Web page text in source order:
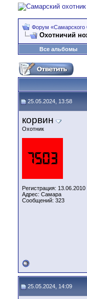
Форум «Самарского
Охотничий
Все альбомы
25.05.2024, 13:58
корвин
Охотник
Регистрация: 13.06.2010
Адрес: Самара
Сообщений: 323
25.05.2024, 14:09